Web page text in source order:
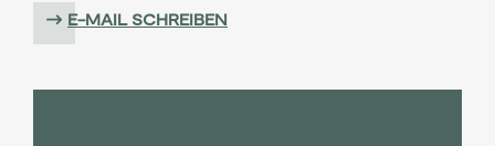
E-MAIL SCHREIBEN